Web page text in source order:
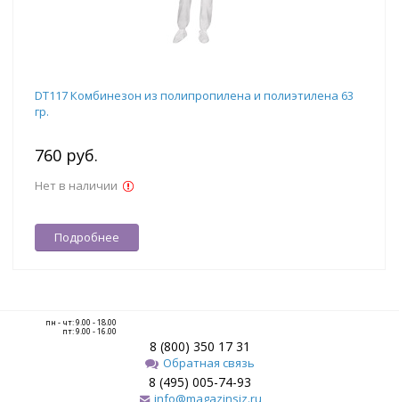
DT117 Комбинезон из полипропилена и полиэтилена 63
гр.
760 руб.
Нет в наличии
Подробнее
пн - чт: 9.00 - 18.00
пт: 9.00 - 16.00
8 (800) 350 17 31
Обратная связь
8 (495) 005-74-93
info@magazinsiz.ru